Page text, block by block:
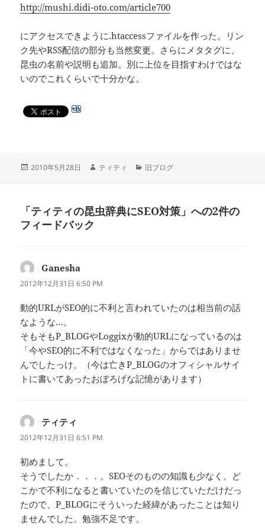
http://mushi.didi-oto.com/article700
にアクセスできように.htaccessファイルを作った。リン
ク先やRSS配信の部分も当然変更。さらにメタタグに、
昆虫の名前や説明も追加。別に上位を目指すわけではな
いのでこれくらいで十分かな。
投
2010年5月28日
作
ティティ
カ
ー
旧ブログ
「ティティの昆虫辞典にSEO対策」への2件の
フィードバック
Ganesha
り:
2012年12月31日 6:50 PM
動的URLがSEO的に不利と言われていたのは相当前の話
なような…。
そもそもP_BLOGやLoggixが動的URLになっているのは
「今やSEO的に不利ではなくなった」からではありませ
んでしたっけ。（今は亡きP_BLOGのオフィシャルサイ
トに書いてあったおぼろげな記憶があります）
ティティ
り:
2012年12月31日 6:51 PM
初めまして。
そうでしたか．．．。SEOそのものの知識も少なく、ど
こかで不利になると書いていたのを信じていただけだっ
たので、P_BLOGにそういった経緯があったことは知り
ませんでした。勉強不足です。